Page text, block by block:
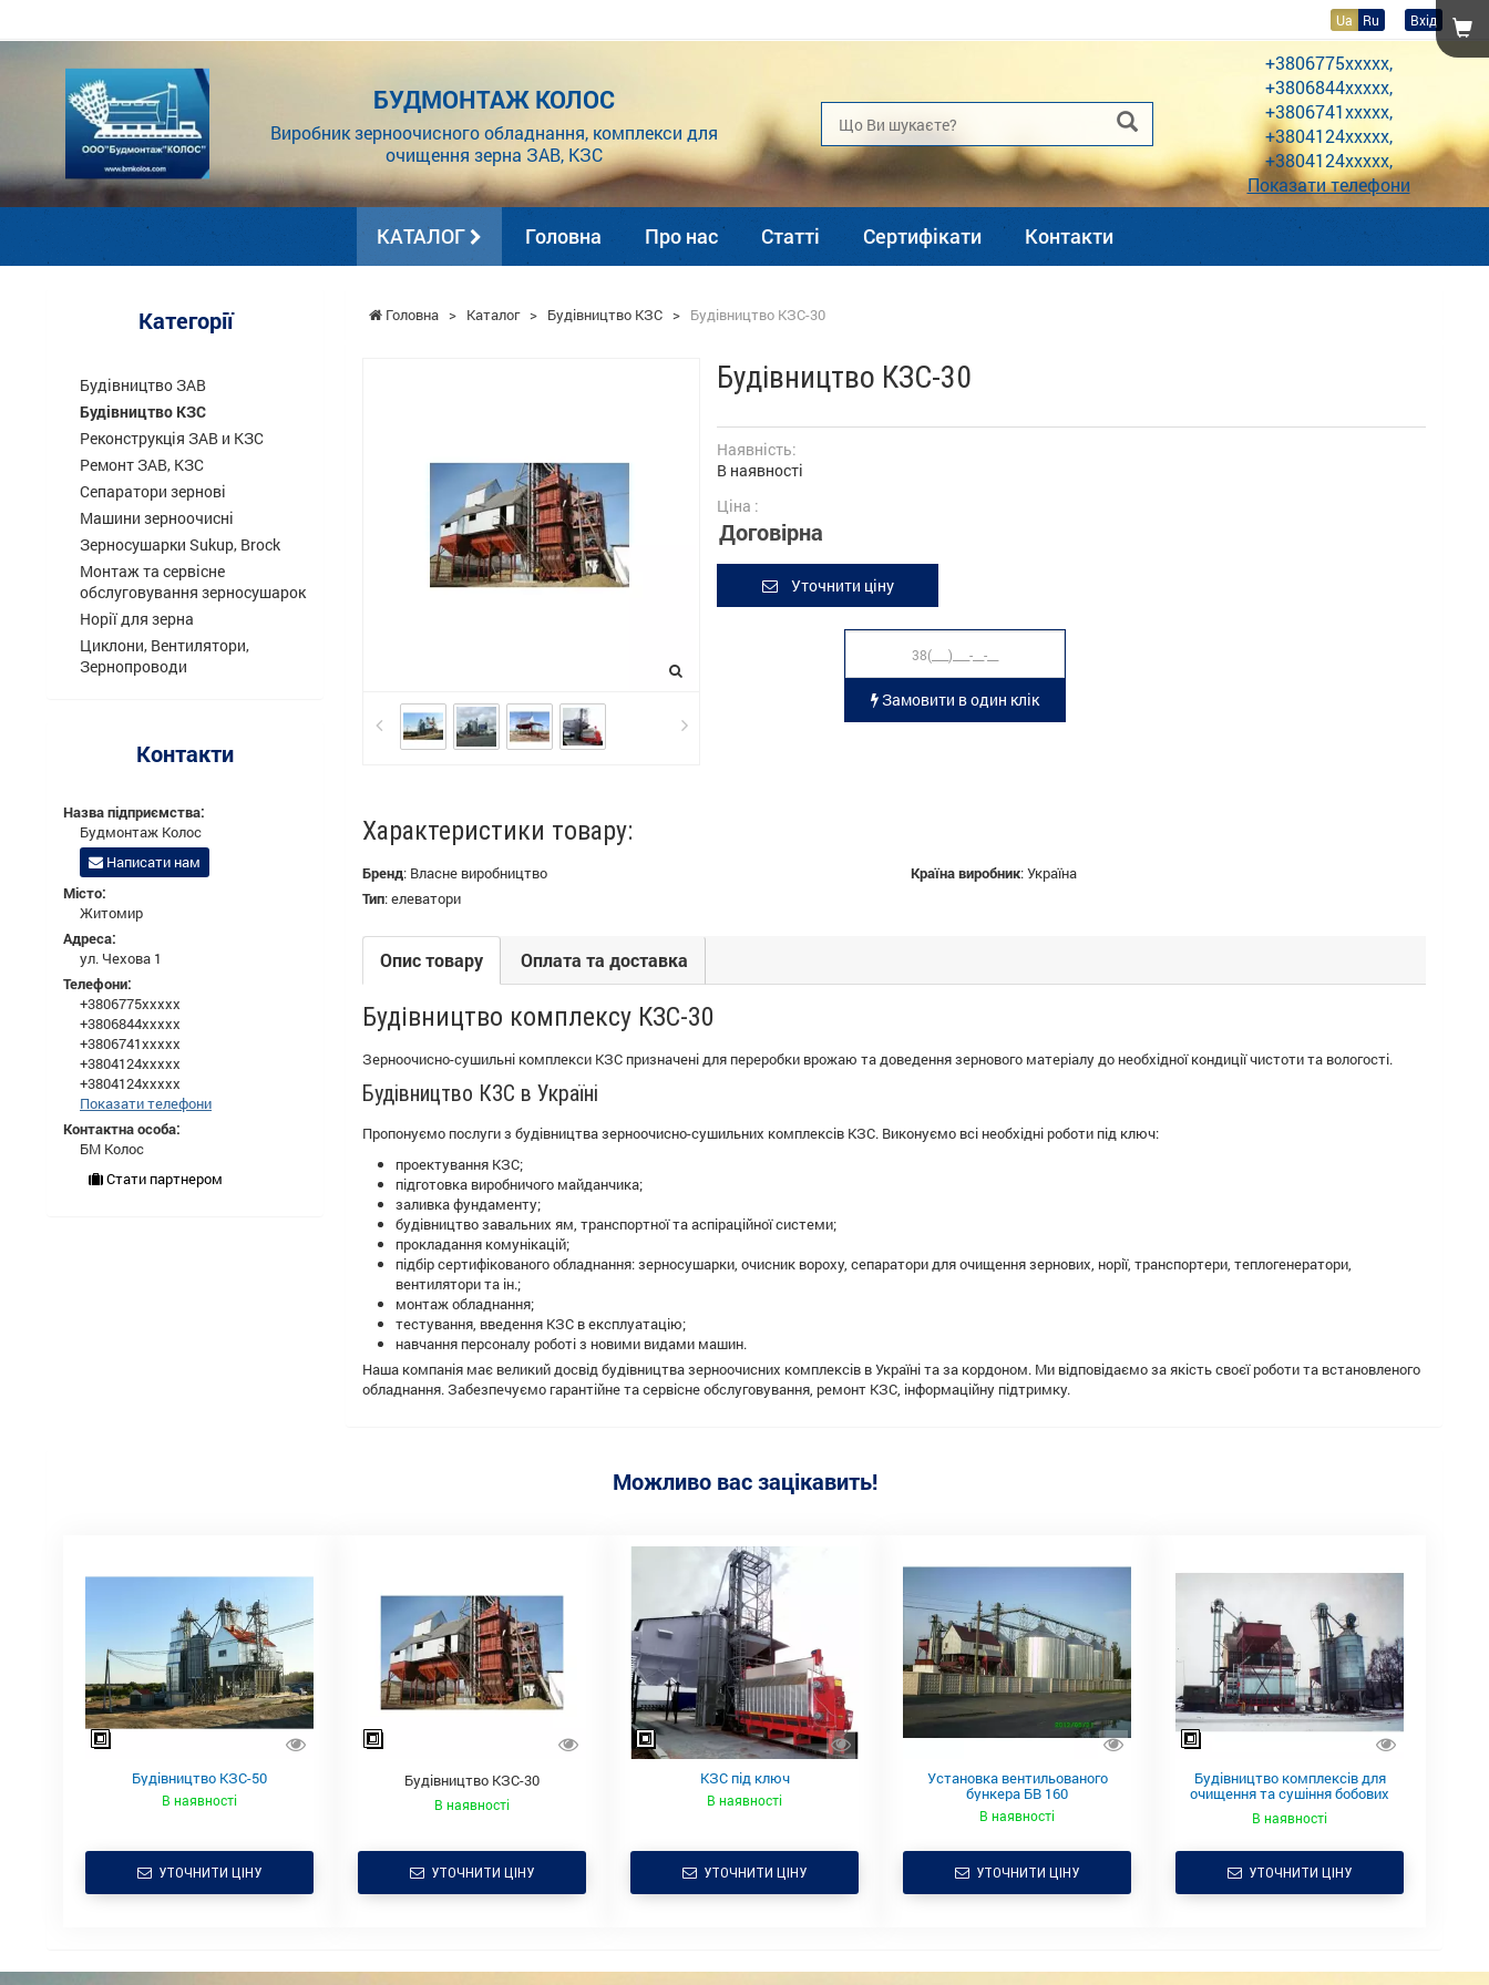
Ua Ru Вхід
БУДМОНТАЖ КОЛОС
Виробник зерноочисного обладнання, комплекси для
очищення зерна ЗАВ, КЗС
+3806775xxxxx,
+3806844xxxxx,
+3806741xxxxx,
+3804124xxxxx,
+3804124xxxxx,
Показати телефони
КАТАЛОГ Головна Про нас Статті Сертифікати Контакти
Головна > Каталог > Будівництво КЗС > Будівництво КЗС-30
Будівництво КЗС-30
Наявність:
В наявності
Ціна :
Договірна
Уточнити ціну
Замовити в один клік
Характеристики товару:
Бренд: Власне виробництво Країна виробник:Україна
Тип:елеватори
Опис товару Оплата та доставка
Будівництво комплексу КЗС-30
Зерноочисно-сушильні комплекси КЗС призначені для переробки врожаю та доведення зернового матеріалу до необхідної кондиції чистоти та вологості.
Будівництво КЗС в Україні
Пропонуємо послуги з будівництва зерноочисно-сушильних комплексів КЗС. Виконуємо всі необхідні роботи під ключ:
проектування КЗС;
підготовка виробничого майданчика;
заливка фундаменту;
будівництво завальних ям, транспортної та аспіраційної системи;
прокладання комунікацій;
підбір сертифікованого обладнання: зерносушарки, очисник вороху, сепаратори для очищення зернових, норії, транспортери, теплогенератори,
вентилятори та ін.;
монтаж обладнання;
тестування, введення КЗС в експлуатацію;
навчання персоналу роботі з новими видами машин.
Наша компанія має великий досвід будівництва зерноочисних комплексів в Україні та за кордоном. Ми відповідаємо за якість своєї роботи та встановленого
обладнання. Забезпечуємо гарантійне та сервісне обслуговування, ремонт КЗС, інформаційну підтримку.
Категорії
Будівництво ЗАВ
Будівництво КЗС
Реконструкція ЗАВ и КЗС
Ремонт ЗАВ, КЗС
Сепаратори зернові
Машини зерноочисні
Зерносушарки Sukup, Brock
Монтаж та сервісне
обслуговування зерносушарок
Норії для зерна
Циклони, Вентилятори,
Зернопроводи
Контакти
Назва підприємства:
Будмонтаж Колос
Написати нам
Місто:
Житомир
Адреса:
ул. Чехова 1
Телефони:
+3806775xxxxx
+3806844xxxxx
+3806741xxxxx
+3804124xxxxx
+3804124xxxxx
Показати телефони
Контактна особа:
БМ Колос
Стати партнером
Можливо вас зацікавить!
Будівництво КЗС-50
В наявності
УТОЧНИТИ ЦІНУ
Будівництво КЗС-30
В наявності
УТОЧНИТИ ЦІНУ
КЗС під ключ
В наявності
УТОЧНИТИ ЦІНУ
Установка вентильованого
бункера БВ 160
В наявності
УТОЧНИТИ ЦІНУ
Будівництво комплексів для
очищення та сушіння бобових
культур
В наявності
УТОЧНИТИ ЦІНУ